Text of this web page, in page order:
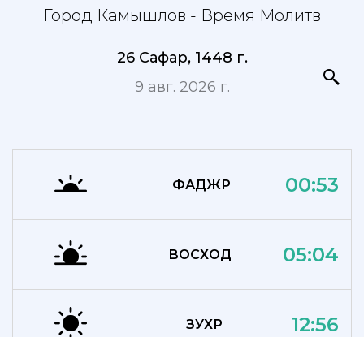
Город Камышлов - Время Молитв
26 Сафар, 1448 г.
9 авг. 2026 г.
ФАДЖР 00:53
ВОСХОД 05:04
ЗУХР 12:56